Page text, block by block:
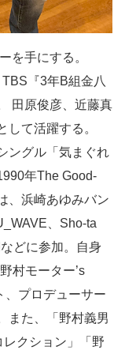
を手にする。
『3年B組金八
田原俊彦、近藤真
して活躍する。
ングル「気まぐれ
年The Good-
、浜崎あゆみバン
、Sho-ta
どに参加。自身
村モーター’s
、プロデューサー
また、「野村義男
レクション」「野